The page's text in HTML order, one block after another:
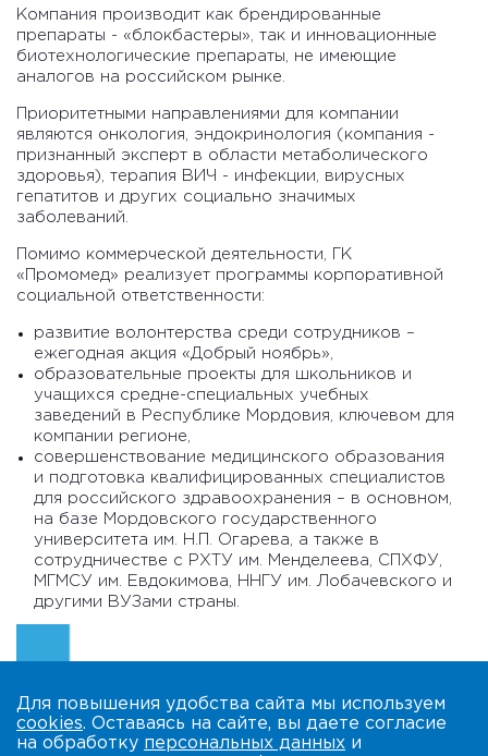
Компания производит как брендированные
препараты - «блокбастеры», так и инновационные
биотехнологические препараты, не имеющие
аналогов на российском рынке.
Приоритетными направлениями для компании
являются онкология, эндокринология (компания -
признанный эксперт в области метаболического
здоровья), терапия ВИЧ - инфекции, вирусных
гепатитов и других социально значимых
заболеваний.
Помимо коммерческой деятельности, ГК
«Промомед» реализует программы корпоративной
социальной ответственности:
развитие волонтерства среди сотрудников –
ежегодная акция «Добрый ноябрь»,
образовательные проекты для школьников и
учащихся средне-специальных учебных
заведений в Республике Мордовия, ключевом для
компании регионе,
совершенствование медицинского образования
и подготовка квалифицированных специалистов
для российского здравоохранения – в основном,
на базе Мордовского государственного
университета им. Н.П. Огарева, а также в
сотрудничестве с РХТУ им. Менделеева, СПХФУ,
МГМСУ им. Евдокимова, ННГУ им. Лобачевского и
другими ВУЗами страны.
Для повышения удобства сайта мы используем
cookies. Оставаясь на сайте, вы даете согласие
на обработку персональных данных и